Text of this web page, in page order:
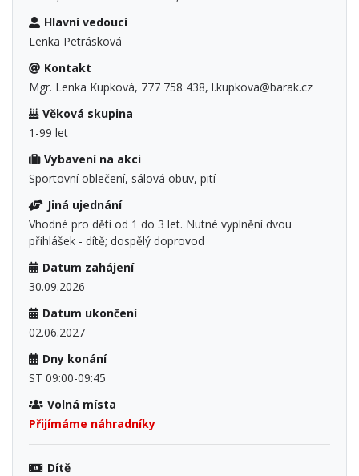
Hlavní vedoucí
Lenka Petrásková
Kontakt
Mgr. Lenka Kupková, 777 758 438, l.kupkova@barak.cz
Věková skupina
1-99 let
Vybavení na akci
Sportovní oblečení, sálová obuv, pití
Jiná ujednání
Vhodné pro děti od 1 do 3 let. Nutné vyplnění dvou
přihlášek - dítě; dospělý doprovod
Datum zahájení
30.09.2026
Datum ukončení
02.06.2027
Dny konání
ST 09:00-09:45
Volná místa
Přijímáme náhradníky
Dítě